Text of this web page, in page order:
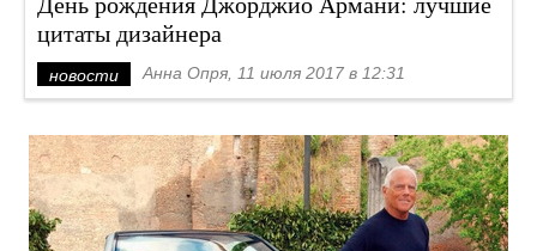
цитаты дизайнера
новости Анна Опря, 11 июля 2017 в 12:31